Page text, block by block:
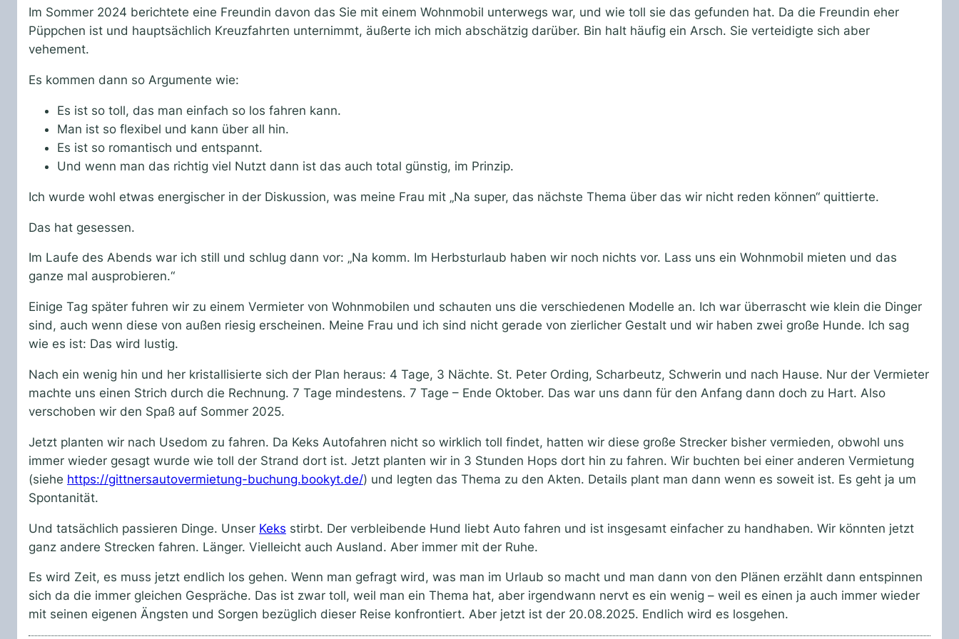
Im Sommer 2024 berichtete eine Freundin davon das Sie mit einem Wohnmobil unterwegs war, und wie toll sie das gefunden hat. Da die Freundin eher
Püppchen ist und hauptsächlich Kreuzfahrten unternimmt, äußerte ich mich abschätzig darüber. Bin halt häufig ein Arsch. Sie verteidigte sich aber
vehement.
Es kommen dann so Argumente wie:
Es ist so toll, das man einfach so los fahren kann.
Man ist so flexibel und kann über all hin.
Es ist so romantisch und entspannt.
Und wenn man das richtig viel Nutzt dann ist das auch total günstig, im Prinzip.
Ich wurde wohl etwas energischer in der Diskussion, was meine Frau mit „Na super, das nächste Thema über das wir nicht reden können“ quittierte.
Das hat gesessen.
Im Laufe des Abends war ich still und schlug dann vor: „Na komm. Im Herbsturlaub haben wir noch nichts vor. Lass uns ein Wohnmobil mieten und das
ganze mal ausprobieren.“
Einige Tag später fuhren wir zu einem Vermieter von Wohnmobilen und schauten uns die verschiedenen Modelle an. Ich war überrascht wie klein die Dinger
sind, auch wenn diese von außen riesig erscheinen. Meine Frau und ich sind nicht gerade von zierlicher Gestalt und wir haben zwei große Hunde. Ich sag
wie es ist: Das wird lustig.
Nach ein wenig hin und her kristallisierte sich der Plan heraus: 4 Tage, 3 Nächte. St. Peter Ording, Scharbeutz, Schwerin und nach Hause. Nur der Vermieter
machte uns einen Strich durch die Rechnung. 7 Tage mindestens. 7 Tage – Ende Oktober. Das war uns dann für den Anfang dann doch zu Hart. Also
verschoben wir den Spaß auf Sommer 2025.
Jetzt planten wir nach Usedom zu fahren. Da Keks Autofahren nicht so wirklich toll findet, hatten wir diese große Strecker bisher vermieden, obwohl uns
immer wieder gesagt wurde wie toll der Strand dort ist. Jetzt planten wir in 3 Stunden Hops dort hin zu fahren. Wir buchten bei einer anderen Vermietung
(siehe https://gittnersautovermietung-buchung.bookyt.de/) und legten das Thema zu den Akten. Details plant man dann wenn es soweit ist. Es geht ja um
Spontanität.
Und tatsächlich passieren Dinge. Unser Keks stirbt. Der verbleibende Hund liebt Auto fahren und ist insgesamt einfacher zu handhaben. Wir könnten jetzt
ganz andere Strecken fahren. Länger. Vielleicht auch Ausland. Aber immer mit der Ruhe.
Es wird Zeit, es muss jetzt endlich los gehen. Wenn man gefragt wird, was man im Urlaub so macht und man dann von den Plänen erzählt dann entspinnen
sich da die immer gleichen Gespräche. Das ist zwar toll, weil man ein Thema hat, aber irgendwann nervt es ein wenig – weil es einen ja auch immer wieder
mit seinen eigenen Ängsten und Sorgen bezüglich dieser Reise konfrontiert. Aber jetzt ist der 20.08.2025. Endlich wird es losgehen.